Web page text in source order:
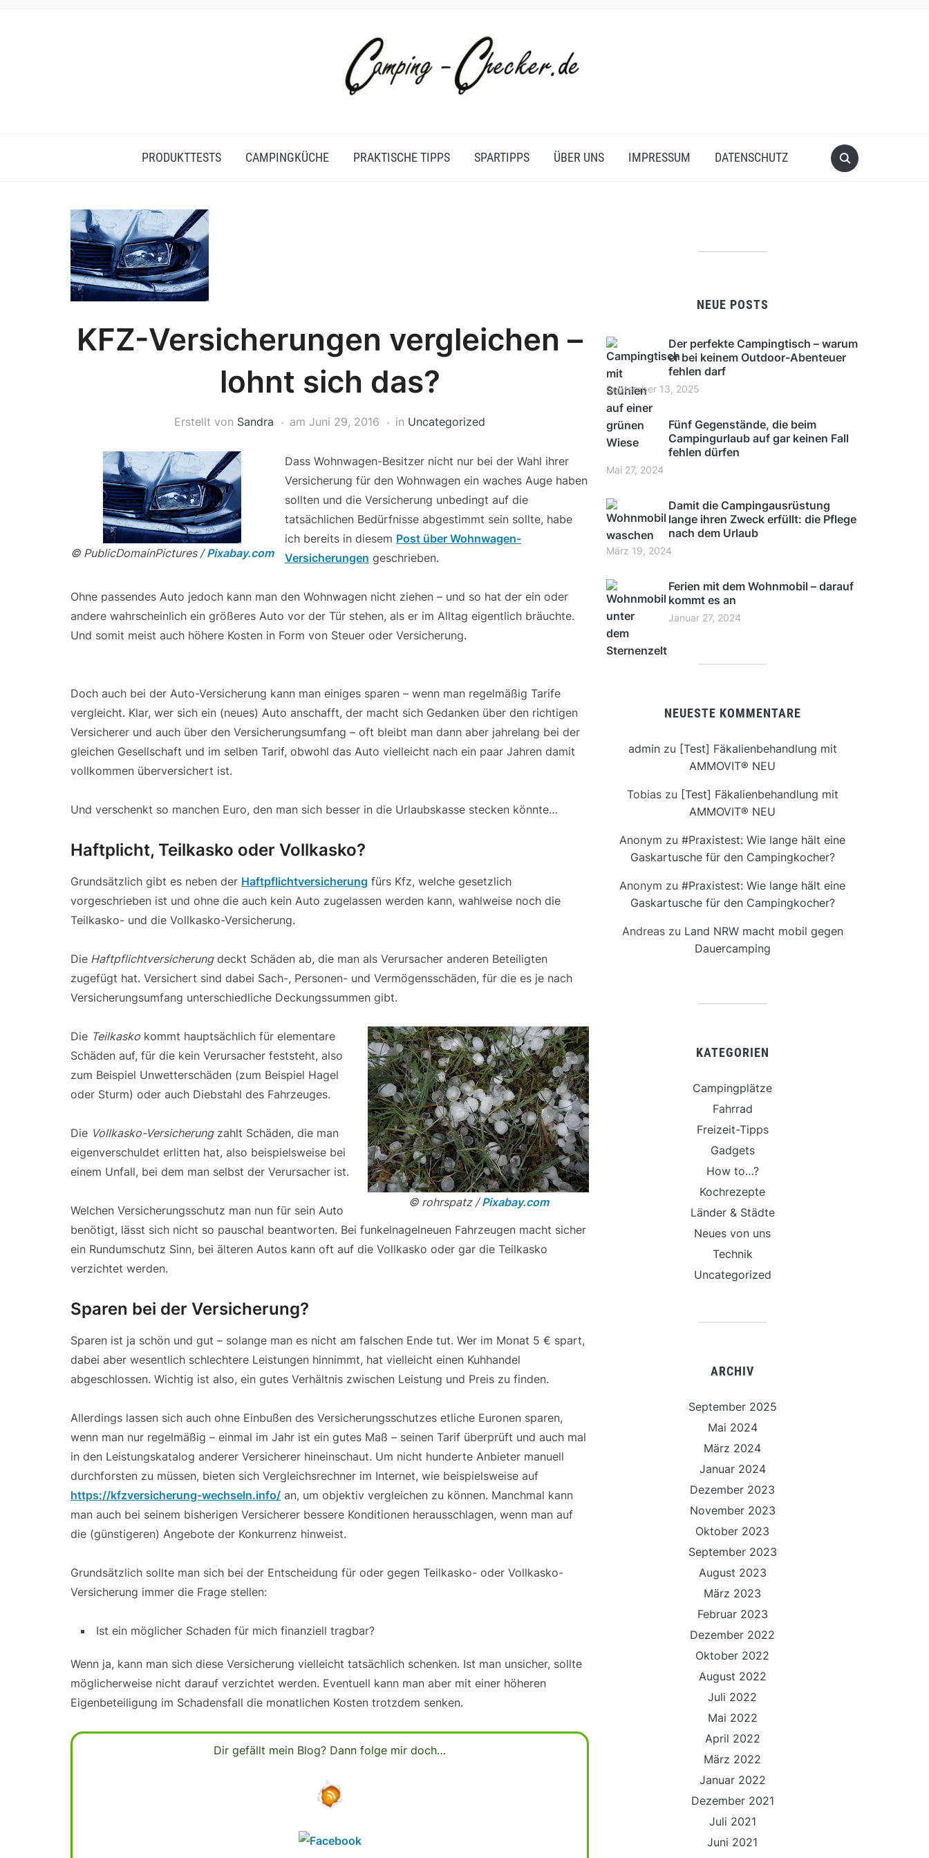
PRODUKTTESTS CAMPINGKÜCHE PRAKTISCHE TIPPS SPARTIPPS ÜBER UNS IMPRESSUM DATENSCHUTZ
KFZ-Versicherungen vergleichen –
lohnt sich das?
Erstellt von Sandra am Juni 29, 2016 in Uncategorized
© PublicDomainPictures /Pixabay.com
Dass Wohnwagen-Besitzer nicht nur bei der Wahl ihrer
Versicherung für den Wohnwagen ein waches Auge haben
sollten und die Versicherung unbedingt auf die
tatsächlichen Bedürfnisse abgestimmt sein sollte, habe
ich bereits in diesem Post über Wohnwagen-
Versicherungen geschrieben.
Ohne passendes Auto jedoch kann man den Wohnwagen nicht ziehen – und so hat der ein oder
andere wahrscheinlich ein größeres Auto vor der Tür stehen, als er im Alltag eigentlich bräuchte.
Und somit meist auch höhere Kosten in Form von Steuer oder Versicherung.
Doch auch bei der Auto-Versicherung kann man einiges sparen – wenn man regelmäßig Tarife
vergleicht. Klar, wer sich ein (neues) Auto anschafft, der macht sich Gedanken über den richtigen
Versicherer und auch über den Versicherungsumfang – oft bleibt man dann aber jahrelang bei der
gleichen Gesellschaft und im selben Tarif, obwohl das Auto vielleicht nach ein paar Jahren damit
vollkommen überversichert ist.
Und verschenkt so manchen Euro, den man sich besser in die Urlaubskasse stecken könnte…
Haftplicht, Teilkasko oder Vollkasko?
Grundsätzlich gibt es neben der Haftpflichtversicherung fürs Kfz, welche gesetzlich
vorgeschrieben ist und ohne die auch kein Auto zugelassen werden kann, wahlweise noch die
Teilkasko- und die Vollkasko-Versicherung.
Die Haftpflichtversicherungdeckt Schäden ab, die man als Verursacher anderen Beteiligten
zugefügt hat. Versichert sind dabei Sach-, Personen- und Vermögensschäden, für die es je nach
Versicherungsumfang unterschiedliche Deckungssummen gibt.
© rohrspatz /Pixabay.com
Die Teilkasko kommt hauptsächlich für elementare
Schäden auf, für die kein Verursacher feststeht, also
zum Beispiel Unwetterschäden (zum Beispiel Hagel
oder Sturm) oder auch Diebstahl des Fahrzeuges.
Die Vollkasko-Versicherungzahlt Schäden, die man
eigenverschuldet erlitten hat, also beispielsweise bei
einem Unfall, bei dem man selbst der Verursacher ist.
Welchen Versicherungsschutz man nun für sein Auto
benötigt, lässt sich nicht so pauschal beantworten. Bei funkelnagelneuen Fahrzeugen macht sicher
ein Rundumschutz Sinn, bei älteren Autos kann oft auf die Vollkasko oder gar die Teilkasko
verzichtet werden.
Sparen bei der Versicherung?
Sparen ist ja schön und gut – solange man es nicht am falschen Ende tut. Wer im Monat 5 € spart,
dabei aber wesentlich schlechtere Leistungen hinnimmt, hat vielleicht einen Kuhhandel
abgeschlossen. Wichtig ist also, ein gutes Verhältnis zwischen Leistung und Preis zu finden.
Allerdings lassen sich auch ohne Einbußen des Versicherungsschutzes etliche Euronen sparen,
wenn man nur regelmäßig – einmal im Jahr ist ein gutes Maß – seinen Tarif überprüft und auch mal
in den Leistungskatalog anderer Versicherer hineinschaut. Um nicht hunderte Anbieter manuell
durchforsten zu müssen, bieten sich Vergleichsrechner im Internet, wie beispielsweise auf
https://kfzversicherung-wechseln.info/ an, um objektiv vergleichen zu können. Manchmal kann
man auch bei seinem bisherigen Versicherer bessere Konditionen herausschlagen, wenn man auf
die (günstigeren) Angebote der Konkurrenz hinweist.
Grundsätzlich sollte man sich bei der Entscheidung für oder gegen Teilkasko- oder Vollkasko-
Versicherung immer die Frage stellen:
Ist ein möglicher Schaden für mich finanziell tragbar?
Wenn ja, kann man sich diese Versicherung vielleicht tatsächlich schenken. Ist man unsicher, sollte
möglicherweise nicht darauf verzichtet werden. Eventuell kann man aber mit einer höheren
Eigenbeteiligung im Schadensfall die monatlichen Kosten trotzdem senken.
Dir gefällt mein Blog? Dann folge mir doch…
NEUE POSTS
Der perfekte Campingtisch – warum
er bei keinem Outdoor-Abenteuer
fehlen darf
September 13, 2025
Fünf Gegenstände, die beim
Campingurlaub auf gar keinen Fall
fehlen dürfen
Mai 27, 2024
Damit die Campingausrüstung
lange ihren Zweck erfüllt: die Pflege
nach dem Urlaub
März 19, 2024
Ferien mit dem Wohnmobil – darauf
kommt es an
Januar 27, 2024
NEUESTE KOMMENTARE
adminzu [Test] Fäkalienbehandlung mit
AMMOVIT® NEU
Tobiaszu [Test] Fäkalienbehandlung mit
AMMOVIT® NEU
Anonym zu #Praxistest: Wie lange hält eine
Gaskartusche für den Campingkocher?
Anonym zu #Praxistest: Wie lange hält eine
Gaskartusche für den Campingkocher?
Andreaszu Land NRW macht mobil gegen
Dauercamping
KATEGORIEN
Campingplätze
Fahrrad
Freizeit-Tipps
Gadgets
How to…?
Kochrezepte
Länder & Städte
Neues von uns
Technik
Uncategorized
ARCHIV
September 2025
Mai 2024
März 2024
Januar 2024
Dezember 2023
November 2023
Oktober 2023
September 2023
August 2023
März 2023
Februar 2023
Dezember 2022
Oktober 2022
August 2022
Juli 2022
Mai 2022
April 2022
März 2022
Januar 2022
Dezember 2021
Juli 2021
Juni 2021